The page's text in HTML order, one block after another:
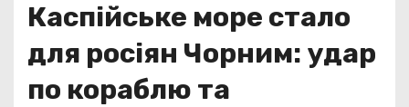
Каспійське море стало
для росіян Чорним: удар
по кораблю та